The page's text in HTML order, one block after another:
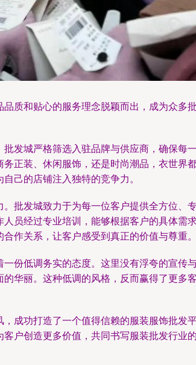
质和贴心的服务理念脱颖而出，成为众多
发城严格筛选入驻品牌与供应商，确保每
正装、休闲服饰，还是时尚潮品，衣世界
己的店铺注入独特的竞争力。
批发城致力于为每一位客户提供全方位、
员经过专业培训，能够根据客户的具体需
作关系，让客户感受到真正的价值与尊重。
份低调务实的态度。这里没有浮夸的宣传
华丽。这种低调的风格，反而赢得了更多
成功打造了一个值得信赖的服装服饰批发
户创造更多价值，共同书写服装批发行业的